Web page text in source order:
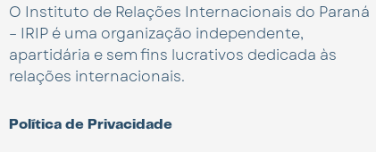
O Instituto de Relações Internacionais do Paraná
– IRIP é uma organização independente,
apartidária e sem fins lucrativos dedicada às
relações internacionais.
Política de Privacidade